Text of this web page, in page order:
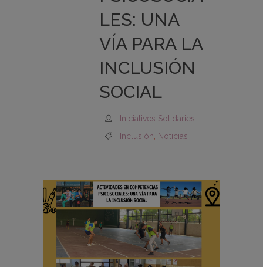
LES: UNA
VÍA PARA LA
INCLUSIÓN
SOCIAL
Iniciatives Solidaries
Inclusión
Noticias